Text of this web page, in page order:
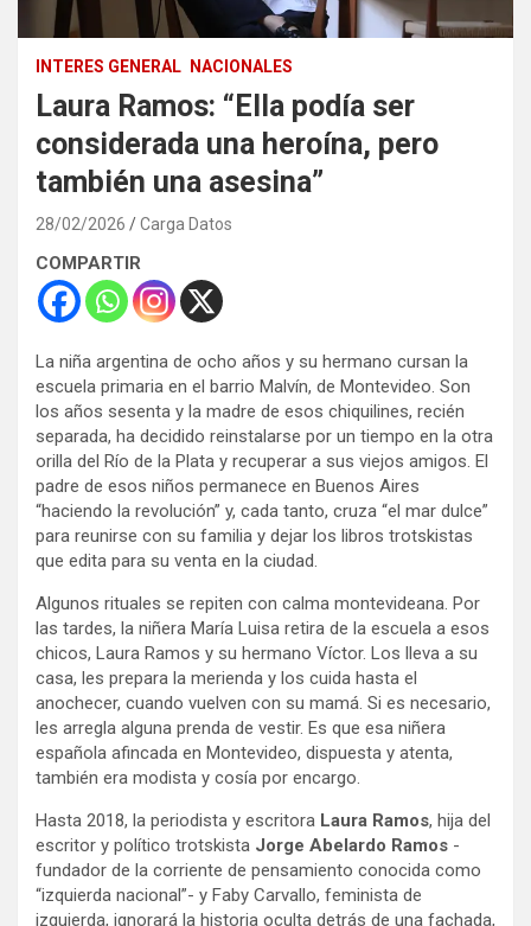
INTERES GENERAL NACIONALES
Laura Ramos: “Ella podía ser
considerada una heroína, pero
también una asesina”
28/02/2026 Carga Datos
COMPARTIR
La niña argentina de ocho años y su hermano cursan la
escuela primaria en el barrio Malvín, de Montevideo. Son
los años sesenta y la madre de esos chiquilines, recién
separada, ha decidido reinstalarse por un tiempo en la otra
orilla del Río de la Plata y recuperar a sus viejos amigos. El
padre de esos niños permanece en Buenos Aires
“haciendo la revolución” y, cada tanto, cruza “el mar dulce”
para reunirse con su familia y dejar los libros trotskistas
que edita para su venta en la ciudad.
Algunos rituales se repiten con calma montevideana. Por
las tardes, la niñera María Luisa retira de la escuela a esos
chicos, Laura Ramos y su hermano Víctor. Los lleva a su
casa, les prepara la merienda y los cuida hasta el
anochecer, cuando vuelven con su mamá. Si es necesario,
les arregla alguna prenda de vestir. Es que esa niñera
española afincada en Montevideo, dispuesta y atenta,
también era modista y cosía por encargo.
Hasta 2018, la periodista y escritora Laura Ramos, hija del
escritor y político trotskista Jorge Abelardo Ramos -
fundador de la corriente de pensamiento conocida como
“izquierda nacional”- y Faby Carvallo, feminista de
izquierda, ignorará la historia oculta detrás de una fachada,